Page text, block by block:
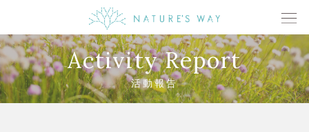
Activity Report
活動報告